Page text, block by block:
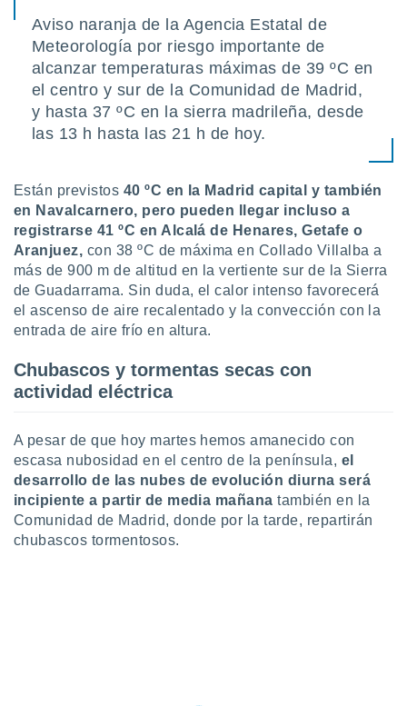
utilizar
crear un
uso de
medir el
el
de
o a través
de
de
uso de
con el
e
mediante
publicidad
Aviso naranja de la Agencia Estatal de
Meteorología por riesgo importante de
alcanzar temperaturas máximas de 39 ºC en
el centro y sur de la Comunidad de Madrid,
y hasta 37 ºC en la sierra madrileña, desde
las 13 h hasta las 21 h de hoy.
Están previstos 40 ºC en la Madrid capital y también
en Navalcarnero, pero pueden llegar incluso a
registrarse 41 ºC en Alcalá de Henares, Getafe o
Aranjuez, con 38 ºC de máxima en Collado Villalba a
más de 900 m de altitud en la vertiente sur de la Sierra
de Guadarrama. Sin duda, el calor intenso favorecerá
el ascenso de aire recalentado y la convección con la
entrada de aire frío en altura.
Chubascos y tormentas secas con
actividad eléctrica
A pesar de que hoy martes hemos amanecido con
escasa nubosidad en el centro de la península, el
desarrollo de las nubes de evolución diurna será
incipiente a partir de media mañana también en la
Comunidad de Madrid, donde por la tarde, repartirán
chubascos tormentosos.